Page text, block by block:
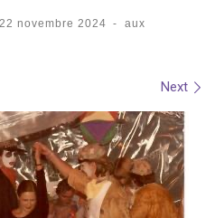
22 novembre 2024 -
aux
Next